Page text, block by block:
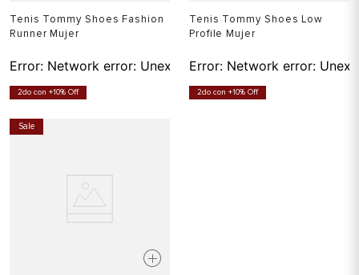
Tenis Tommy Shoes Fashion
Runner Mujer
Error: Network error: Unexpected token T in JSON at
2do con +10% Off
Tenis Tommy Shoes Low
Profile Mujer
Error: Network error:
2do con +10% Off
Sale